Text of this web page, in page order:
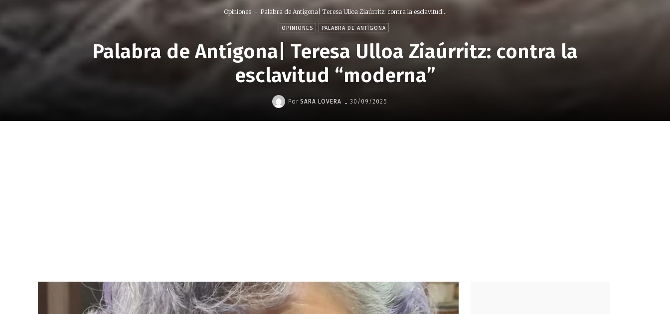
Opiniones Palabra de Antígona| Teresa Ulloa Ziaúrritz: contra la esclavitud...
OPINIONES PALABRA DE ANTÍGONA
Palabra de Antígona| Teresa Ulloa Ziaúrritz: contra la
esclavitud “moderna”
Por SARA LOVERA - 30/09/2025